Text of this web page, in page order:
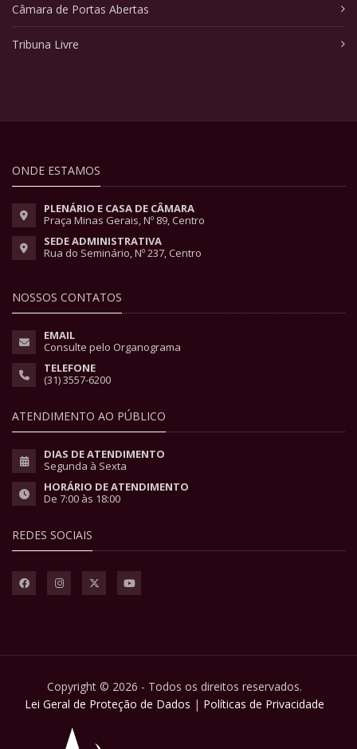
Câmara de Portas Abertas
Tribuna Livre
ONDE ESTAMOS
PLENÁRIO E CASA DE CÂMARA
Praça Minas Gerais, Nº 89, Centro
SEDE ADMINISTRATIVA
Rua do Seminário, Nº 237, Centro
NOSSOS CONTATOS
EMAIL
Consulte pelo Organograma
TELEFONE
(31) 3557-6200
ATENDIMENTO AO PÚBLICO
DIAS DE ATENDIMENTO
Segunda à Sexta
HORÁRIO DE ATENDIMENTO
De 7:00 às 18:00
REDES SOCIAIS
Copyright © 2026 - Todos os direitos reservados.
Lei Geral de Proteção de Dados | Políticas de Privacidade